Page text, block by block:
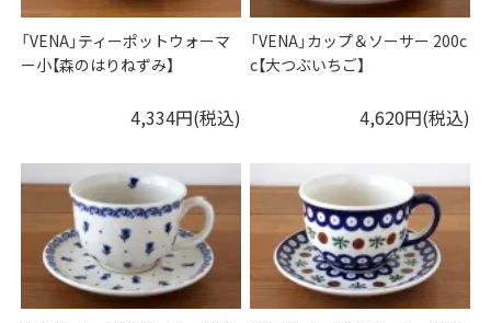
「VENA」ティーポットウォーマ
ー小【森のはりねずみ】
4,334円(税込)
「VENA」カップ＆ソーサー 200c
c【大つぶいちご】
4,620円(税込)